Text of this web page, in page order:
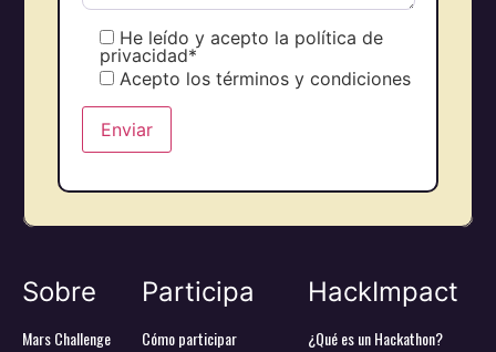
Sobre
Mars Challenge
Participa
Cómo participar
HackImpact
¿Qué es un Hackathon?
He leído y acepto la política de
privacidad*
Acepto los términos y condiciones